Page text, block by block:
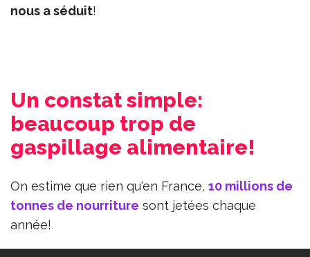
nous a séduit!
Un constat simple:
beaucoup trop de
gaspillage alimentaire!
On estime que rien qu'en France, 10 millions de
tonnes de nourriture sont jetées chaque
année!